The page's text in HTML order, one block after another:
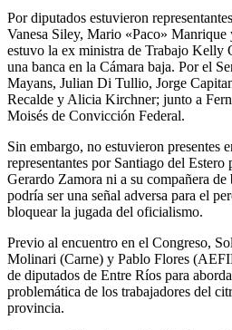
Por diputados estuvieron
Vanesa Siley, Mario «Paco»
estuvo la ex ministra de Trabajo Kelly
una banca en la Cámara baja. Por el
Mayans, Julian Di Tullio, Jorge
Recalde y Alicia Kirchner; junto a
Moisés de Convicción Federal.
Sin embargo, no estuvieron presentes
representantes por Santiago del
Gerardo Zamora ni a su compañera
podría ser una señal adversa para el
bloquear la jugada del oficialismo.
Previo al encuentro en el Congreso,
Molinari (Carne) y Pablo Flores
de diputados de Entre Ríos para
problemática de los trabajadores del
provincia.